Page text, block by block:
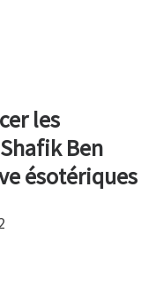
les
Ben
ésotériques